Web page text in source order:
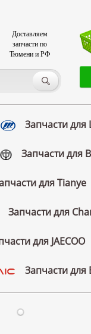
Доставляем
запчасти по
Тюмени и РФ
Запчасти для
Запчасти для
для Tianye
Запчасти для
для JAECOO
Запчасти для